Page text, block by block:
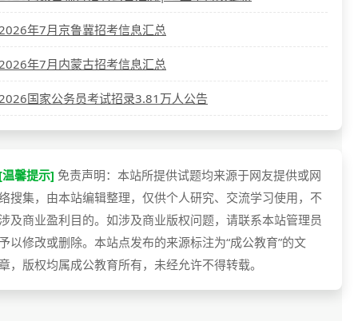
年7月京鲁冀招考信息汇总
年7月内蒙古招考信息汇总
国家公务员考试招录3.81万人公告
馨提示] 免责声明：本站所提供试题均来源于网友提供或网
搜集，由本站编辑整理，仅供个人研究、交流学习使用，不
及商业盈利目的。如涉及商业版权问题，请联系本站管理员
以修改或删除。本站点发布的来源标注为“成公教育”的文
，版权均属成公教育所有，未经允许不得转载。